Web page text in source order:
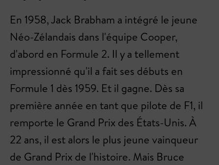
En 1958, Jack Brabham a intégré le jeune
Néo-Zélandais dans l'équipe Cooper,
d'abord en Formule 2. Il y a tellement
impressionné qu'il a fait ses débuts en
Formule 1 dès 1959. Et il gagne. Dès sa
première année en tant que pilote de F1, il
remporte le Grand Prix des États-Unis. À
22 ans, il est alors le plus jeune vainqueur
de Grand Prix de l'histoire. Mais Bruce